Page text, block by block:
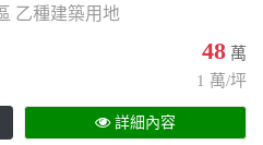
乙種建築用地
48 萬
1 萬/坪
詳細內容